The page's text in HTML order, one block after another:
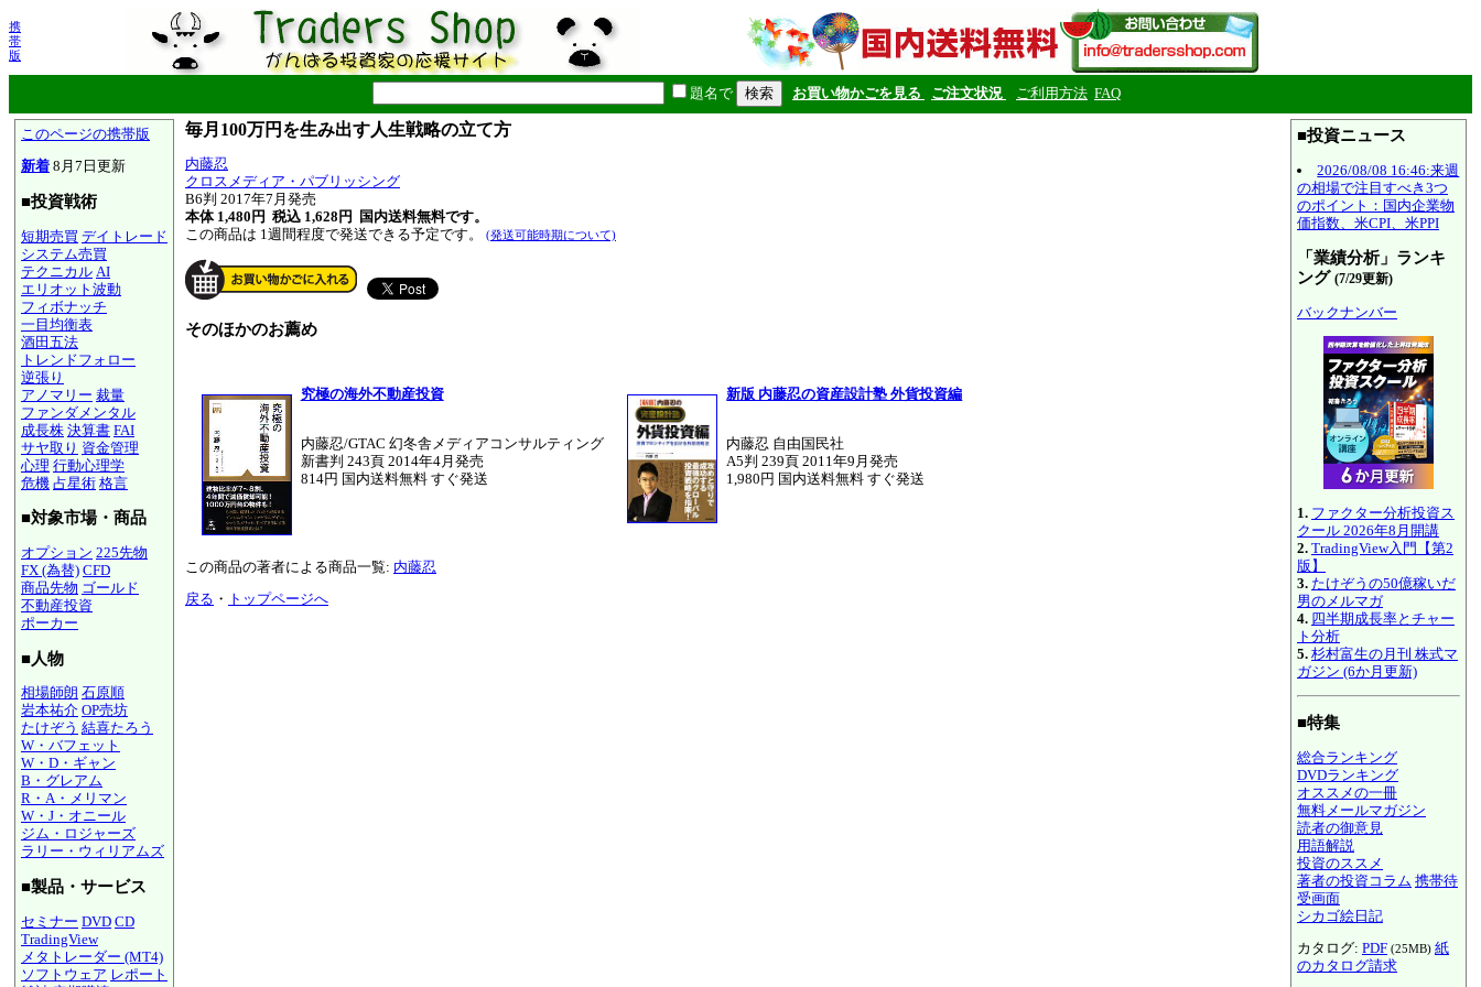
携
帯
版
題名で お買い物かごを見る ご注文状況 ご利用方法 FAQ
このページの携帯版
新着 8月7日更新
■投資戦術
短期売買 デイトレード
システム売買
テクニカル AI
エリオット波動
フィボナッチ
一目均衡表
酒田五法
トレンドフォロー
逆張り
アノマリー 裁量
ファンダメンタル
成長株 決算書 FAI
サヤ取り 資金管理
心理 行動心理学
危機 占星術 格言
■対象市場・商品
オプション 225先物
FX (為替) CFD
商品先物 ゴールド
不動産投資
ポーカー
■人物
相場師朗 石原順
岩本祐介 OP売坊
たけぞう 結喜たろう
W・バフェット
W・D・ギャン
B・グレアム
R・A・メリマン
W・J・オニール
ジム・ロジャーズ
ラリー・ウィリアムズ
■製品・サービス
セミナー DVD CD
TradingView
メタトレーダー (MT4)
ソフトウェア レポート
毎月100万円を生み出す人生戦略の立て方
内藤忍
クロスメディア・パブリッシング
B6判 2017年7月発売
本体 1,480円 税込 1,628円
国内送料無料です。
この商品は 1週間程度で発送できる予定です。
(発送可能時期について)
そのほかのお薦め
究極の海外不動産投資
内藤忍/GTAC 幻冬舎メディアコンサルティング
新書判 243頁 2014年4月発売
814円 国内送料無料 すぐ発送
新版 内藤忍の資産設計塾 外貨投資編
内藤忍 自由国民社
A5判 239頁 2011年9月発売
1,980円 国内送料無料 すぐ発送
この商品の著者による商品一覧: 内藤忍
戻る ・ トップページへ
■投資ニュース
2026/08/08 16:46:来週
の相場で注目すべき3つ
のポイント：国内企業物
価指数、米CPI、米PPI
「業績分析」ランキ
ング (7/29更新)
バックナンバー
1. ファクター分析投資ス
クール 2026年8月開講
2. TradingView入門【第2
版】
3. たけぞうの50億稼いだ
男のメルマガ
4. 四半期成長率とチャー
ト分析
5. 杉村富生の月刊 株式マ
ガジン (6か月更新)
■特集
総合ランキング
DVDランキング
オススメの一冊
無料メールマガジン
読者の御意見
用語解説
投資のススメ
著者の投資コラム 携帯待
受画面
シカゴ絵日記
カタログ: PDF (25MB) 紙
のカタログ請求